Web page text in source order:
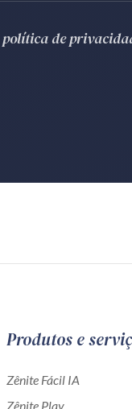
política de
Produtos e
Zênite Fácil IA
Zênite Play